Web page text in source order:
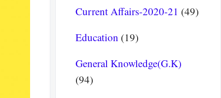
Current Affairs-2020-21 (49)
Education (19)
General Knowledge(G.K)
(94)